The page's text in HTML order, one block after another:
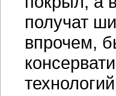
получат
впрочем,